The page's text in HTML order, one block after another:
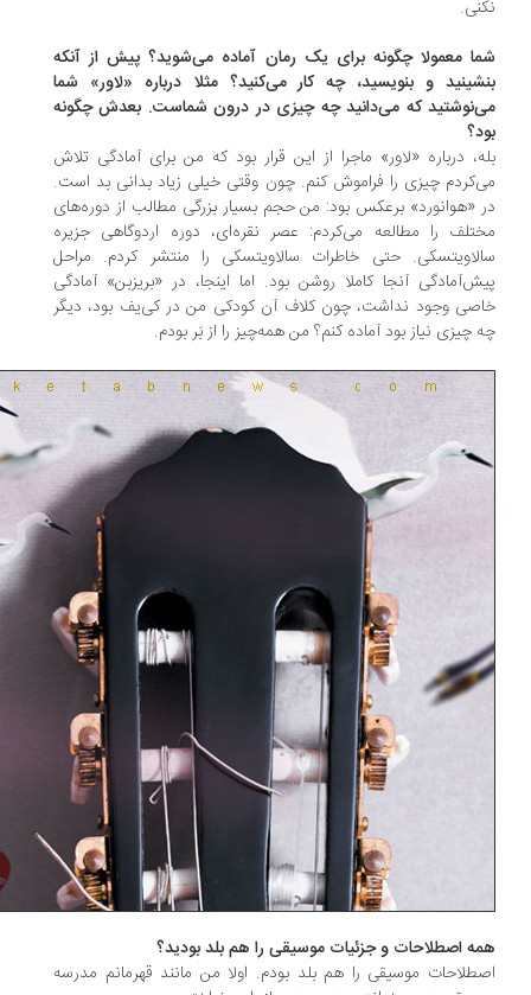
معمولا چگونه برای یک رمان آماده می‌شوید؟ پیش از آنکه
و بنویسید، چه کار می‌کنید؟ مثلا درباره «لاور» شما
که می‌دانید چه چیزی در درون شماست. بعدش چگونه
درباره «لاور» ماجرا از این قرار بود که من برای آمادگی تلاش
چیزی را فراموش کنم. چون وقتی خیلی زیاد بدانی بد است.
«هوانورد» برعکس بود: من حجم بسیار بزرگی مطالب از دوره‌های
را مطالعه می‌کردم: عصر نقره‌ای، دوره اردوگاهی جزیره
حتی خاطرات سالاویتسکی را منتشر کردم. مراحل
آنجا کاملا روشن بود. اما اینجا، در «بریزبن» آمادگی
وجود نداشت، چون کلاف آن کودکی من در کی‌یف بود، دیگر
چیزی نیاز بود آماده کنم؟ من همه‌چیز را از بَر بودم.
اصطلاحات و جزئیات موسیقی را هم بلد بودید؟
موسیقی را هم بلد بودم. اولا من مانند قهرمانم مدرسه